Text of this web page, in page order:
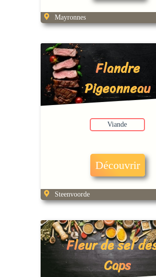
Mayronnes
Flandre
Pigeonneau
Viande
Découvrir
Steenvoorde
Fleur de sel
Caps